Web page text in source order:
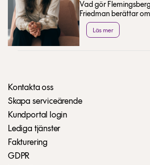
Therese
tipsar
Vad gör
Friedman berättar
utveckling och delar
bästa sommartips.
Läs mer
Kontakta oss
Skapa serviceärende
Kundportal login
Lediga tjänster
Fakturering
GDPR